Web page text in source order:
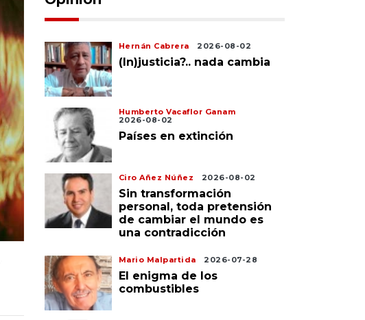
Hernán Cabrera 2026-08-02
(In)justicia?.. nada cambia
Humberto Vacaflor Ganam
2026-08-02
Países en extinción
Ciro Añez Núñez 2026-08-02
Sin transformación
personal, toda pretensión
de cambiar el mundo es
una contradicción
Mario Malpartida 2026-07-28
El enigma de los
combustibles